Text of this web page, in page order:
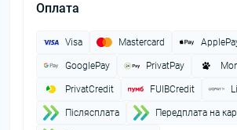
Оплата
Visa Mastercard
GooglePay PrivatPay
PrivatCredit FUIBCredit
Пiслясплата Передплата на